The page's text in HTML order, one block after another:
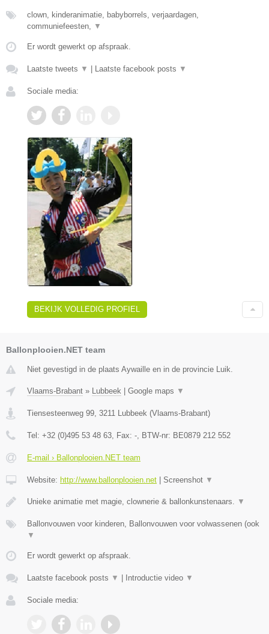
clown, kinderanimatie, babyborrels, verjaardagen,
communiefeesten, ▼
Er wordt gewerkt op afspraak.
Laatste tweets ▼ Laatste facebook posts ▼
Sociale media:
BEKIJK VOLLEDIG PROFIEL
Ballonplooien.NET team
Niet gevestigd in de plaats Aywaille en in de provincie Luik.
Vlaams-Brabant » Lubbeek Google maps ▼
Tiensesteenweg 99, 3211 Lubbeek (Vlaams-Brabant)
Tel: +32 (0)495 53 48 63, Fax: -, BTW-nr: BE0879 212 552
E-mail › Ballonplooien.NET team
Website: http://www.ballonplooien.net Screenshot ▼
Unieke animatie met magie, clownerie & ballonkunstenaars. ▼
Ballonvouwen voor kinderen, Ballonvouwen voor volwassenen (ook
▼
Er wordt gewerkt op afspraak.
Laatste facebook posts ▼ Introductie video ▼
Sociale media: